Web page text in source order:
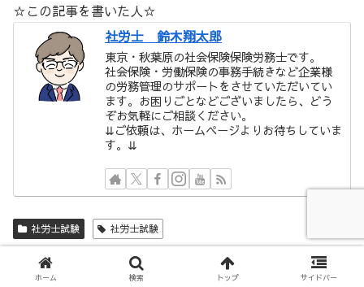
☆この記事を書いた人☆
社労士 鈴木翔太郎
東京・秋葉原の社会保険保険労務士です。
社会保険・労働保険の事務手続きなど企業様
の労務管理のサポートをさせていただいてい
ます。お困りごとなどございましたら、どう
ぞお気軽にご相談ください。
⇊ご依頼は、ホームページよりお待ちしていま
す。⇊
社労士試験 社労士試験
スポンサーリンク
ホーム 検索 トップ サイドバー